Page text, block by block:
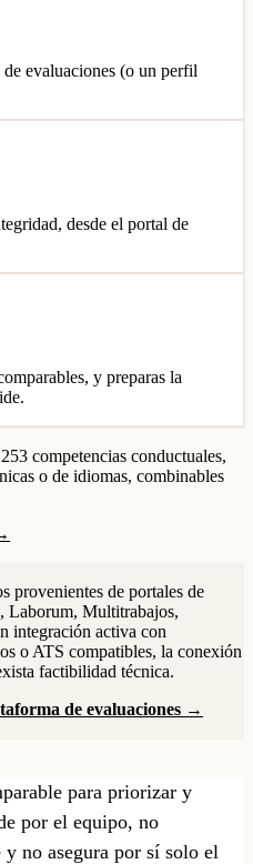
evaluaciones (o un perfil
desde el portal de
y preparas la
competencias conductuales,
o de idiomas, combinables
provenientes de portales de
Laborum, Multitrabajos,
integración activa con
o ATS compatibles, la conexión
factibilidad técnica.
de evaluaciones →
para priorizar y
por el equipo, no
no asegura por sí solo el